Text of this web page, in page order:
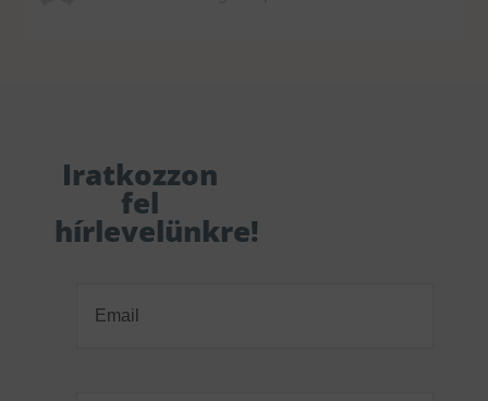
Iratkozzon
fel
hírlevelünkre!